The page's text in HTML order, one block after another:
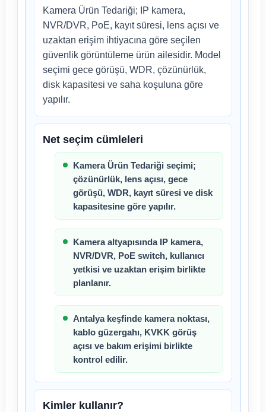
Kamera Ürün Tedariği; IP kamera,
NVR/DVR, PoE, kayıt süresi, lens açısı ve
uzaktan erişim ihtiyacına göre seçilen
güvenlik görüntüleme ürün ailesidir. Model
seçimi gece görüşü, WDR, çözünürlük,
disk kapasitesi ve saha koşuluna göre
yapılır.
Net seçim cümleleri
Kamera Ürün Tedariği seçimi;
çözünürlük, lens açısı, gece
görüşü, WDR, kayıt süresi ve disk
kapasitesine göre yapılır.
Kamera altyapısında IP kamera,
NVR/DVR, PoE switch, kullanıcı
yetkisi ve uzaktan erişim birlikte
planlanır.
Antalya keşfinde kamera noktası,
kablo güzergahı, KVKK görüş
açısı ve bakım erişimi birlikte
kontrol edilir.
Kimler kullanır?